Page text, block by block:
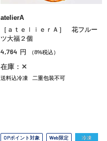
atelierA
［ａｔｅｌｉｅｒＡ］ 花フルー
ツ大福２個
4,764 円 （8%税込）
在庫：✕
送料込冷凍 二重包装不可
OPポイント対象 Web限定 冷凍